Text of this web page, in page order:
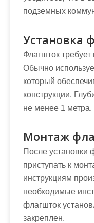
подземных
Установка
Флагшток
Обычно
который
конструкции.
не менее 1 метра.
Монтаж
После установки
приступать к
инструкциям
необходимые
флагшток
закреплен.